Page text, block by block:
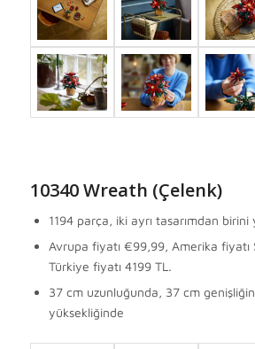
10340 Wreath (Çelenk)
1194 parça, iki ayrı tasarımdan
Avrupa fiyatı €99,99, Amerika fiyatı
Türkiye fiyatı 4199 TL.
37 cm uzunluğunda, 37 cm
yüksekliğinde